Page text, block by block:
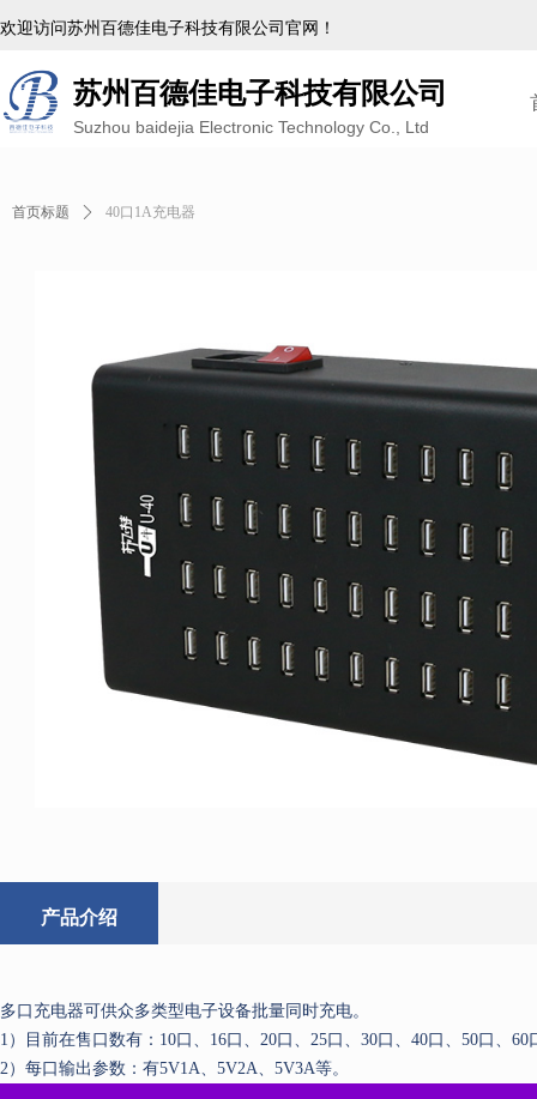
苏州百德佳电子科技有限公司
Suzhou baidejia Electronic Technology Co., Ltd
欢迎访问苏州百德佳电子科技有限公司官网！
首页标题 ꄲ 40口1A充电器
产品介绍
多口充电器可供众多类型电子设备批量同时充电。
1）目前在售口数有：10口、16口、20口、25口、30口、40口、50口、60
2）每口输出参数：有5V1A、5V2A、5V3A等。